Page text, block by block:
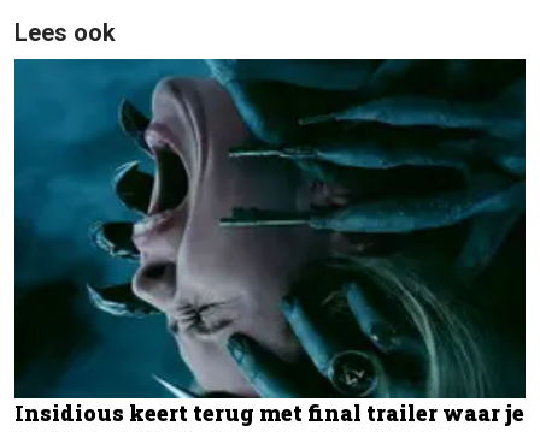
Lees ook
Insidious keert terug met final trailer waar je